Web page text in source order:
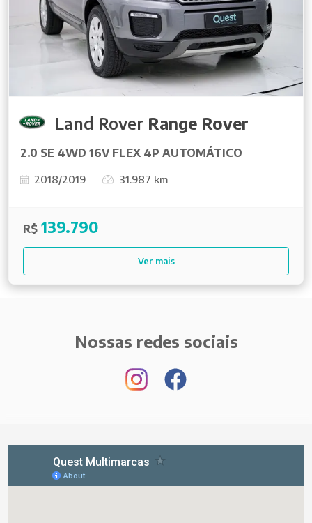
Land Rover Range Rover
2.0 SE 4WD 16V FLEX 4P AUTOMÁTICO
2018/2019 31.987 km
R$ 139.790
Ver mais
Nossas redes sociais